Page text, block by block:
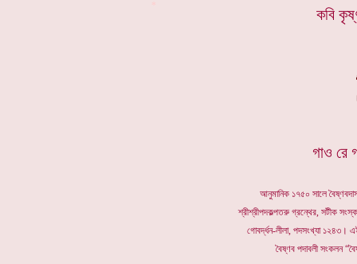
কবি
গাও রে
আনুমানিক ১৭৫০ সালে
শ্রীশ্রীপদকল্পতরু গ্রন্থের, সটীক
গোবর্দ্ধন-লীলা, পদসংখ্যা ১২৪৩।
বৈষ্ণব পদাবলী সংকলন